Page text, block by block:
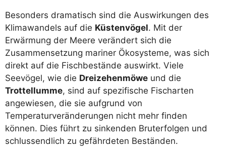
Besonders dramatisch sind die Auswirkungen des
Klimawandels auf die Küstenvögel. Mit der
Erwärmung der Meere verändert sich die
Zusammensetzung mariner Ökosysteme, was sich
direkt auf die Fischbestände auswirkt. Viele
Seevögel, wie die Dreizehenmöwe und die
Trottellumme, sind auf spezifische Fischarten
angewiesen, die sie aufgrund von
Temperaturveränderungen nicht mehr finden
können. Dies führt zu sinkenden Bruterfolgen und
schlussendlich zu gefährdeten Beständen.